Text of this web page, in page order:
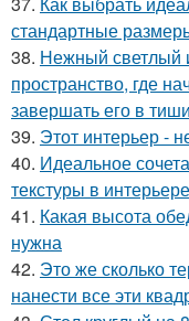
стандартные
38. Нежный светлый
пространство, где
завершать его в
39. Этот интерьер -
40. Идеальное
текстуры в
41. Какая высота
нужна
42. Это же сколько
нанести все эти